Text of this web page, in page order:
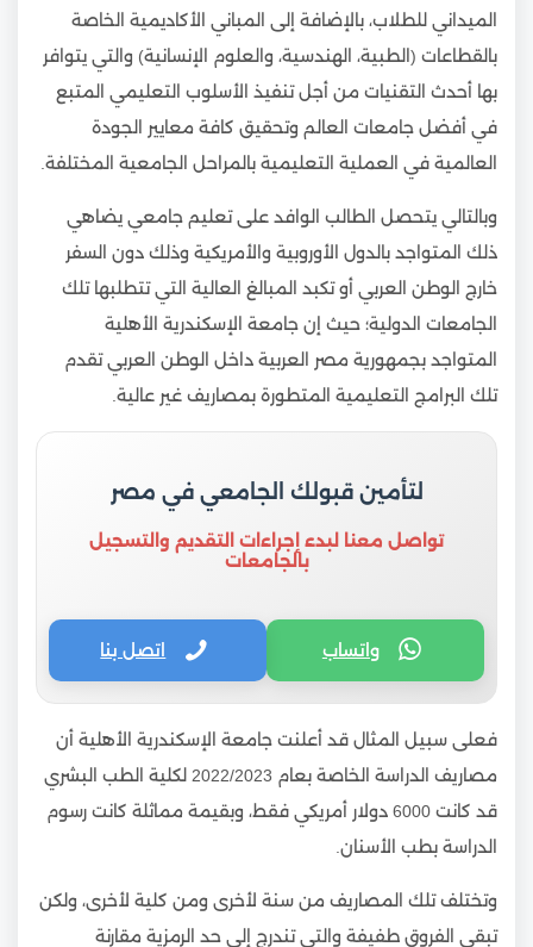
الميداني للطلاب، بالإضافة إلى المباني الأكاديمية الخاصة
بالقطاعات (الطبية، الهندسية، والعلوم الإنسانية) والتي يتوافر
بها أحدث التقنيات من أجل تنفيذ الأسلوب التعليمي المتبع
في أفضل جامعات العالم وتحقيق كافة معايير الجودة
العالمية في العملية التعليمية بالمراحل الجامعية المختلفة.
وبالتالي يتحصل الطالب الوافد على تعليم جامعي يضاهي
ذلك المتواجد بالدول الأوروبية والأمريكية وذلك دون السفر
خارج الوطن العربي أو تكبد المبالغ العالية التي تتطلبها تلك
الجامعات الدولية؛ حيث إن جامعة الإسكندرية الأهلية
المتواجد بجمهورية مصر العربية داخل الوطن العربي تقدم
تلك البرامج التعليمية المتطورة بمصاريف غير عالية.
لتأمين قبولك الجامعي في مصر
تواصل معنا لبدء إجراءات التقديم والتسجيل
بالجامعات
واتساب اتصل بنا
فعلى سبيل المثال قد أعلنت جامعة الإسكندرية الأهلية أن
مصاريف الدراسة الخاصة بعام 2022/2023 لكلية الطب البشري
قد كانت 6000 دولار أمريكي فقط، وبقيمة مماثلة كانت رسوم
الدراسة بطب الأسنان.
وتختلف تلك المصاريف من سنة لأخرى ومن كلية لأخرى، ولكن
تبقى الفروق طفيفة والتي تندرج إلى حد الرمزية مقارنة